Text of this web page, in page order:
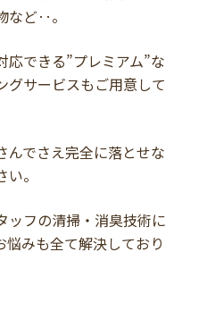
など‥。
応できる”プレミアム”な
グサービスもご用意して
んでさえ完全に落とせな
。
ッフの清掃・消臭技術に
悩みも全て解決しており